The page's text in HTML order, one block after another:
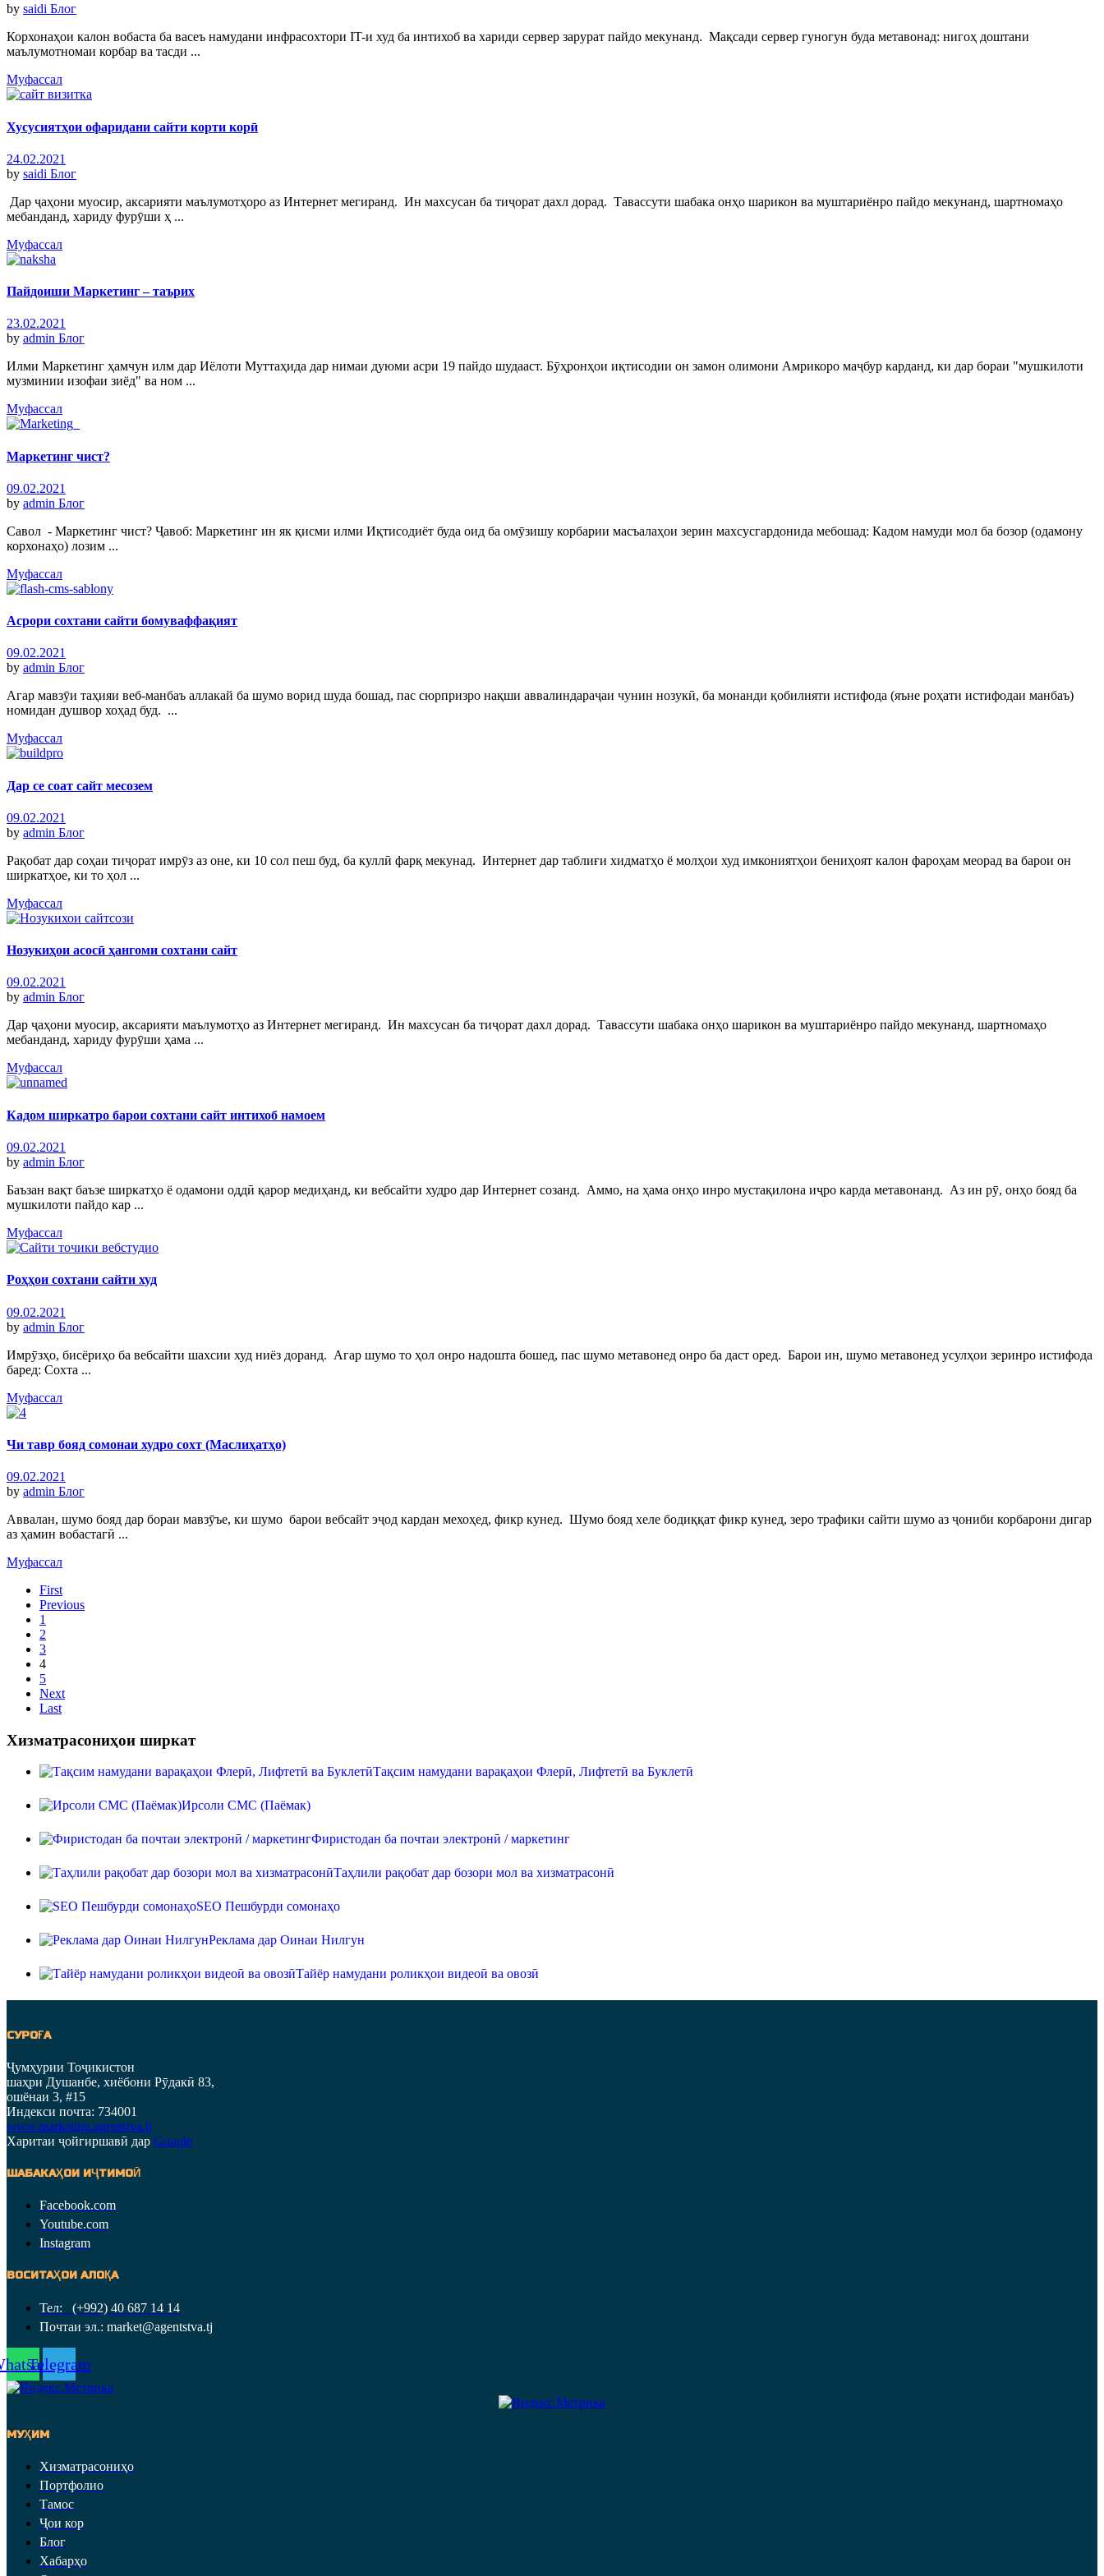
by saidi Блог
Корхонаҳои калон вобаста ба васеъ намудани инфрасохтори IT-и худ ба интихоб ва хариди сервер зарурат пайдо мекунанд. Мақсади сервер гуногун буда метавонад: нигоҳ доштани
маълумотномаи корбар ва тасди ...
Муфассал
Хусусиятҳои офаридани сайти корти корӣ
24.02.2021
by saidi Блог
Дар ҷаҳони муосир, аксарияти маълумотҳоро аз Интернет мегиранд. Ин махсусан ба тиҷорат дахл дорад. Тавассути шабака онҳо шарикон ва муштариёнро пайдо мекунанд, шартномаҳо
мебанданд, хариду фурӯши ҳ ...
Муфассал
Пайдоиши Маркетинг – таърих
23.02.2021
by admin Блог
Илми Маркетинг ҳамчун илм дар Иёлоти Муттаҳида дар нимаи дуюми асри 19 пайдо шудааст. Бӯҳронҳои иқтисодии он замон олимони Амрикоро маҷбур карданд, ки дар бораи "мушкилоти
музминии изофаи зиёд" ва ном ...
Муфассал
Маркетинг чист?
09.02.2021
by admin Блог
Савол - Маркетинг чист? Ҷавоб: Маркетинг ин як қисми илми Иқтисодиёт буда оид ба омӯзишу корбарии масъалаҳои зерин махсусгардонида мебошад: Кадом намуди мол ба бозор (одамону
корхонаҳо) лозим ...
Муфассал
Асрори сохтани сайти бомуваффақият
09.02.2021
by admin Блог
Агар мавзӯи таҳияи веб-манбаъ аллакай ба шумо ворид шуда бошад, пас сюрпризро нақши аввалиндараҷаи чунин нозукӣ, ба монанди қобилияти истифода (яъне роҳати истифодаи манбаъ)
номидан душвор хоҳад буд. ...
Муфассал
Дар се соат сайт месозем
09.02.2021
by admin Блог
Рақобат дар соҳаи тиҷорат имрӯз аз оне, ки 10 сол пеш буд, ба куллӣ фарқ мекунад. Интернет дар таблиғи хидматҳо ё молҳои худ имкониятҳои бениҳоят калон фароҳам меорад ва барои он
ширкатҳое, ки то ҳол ...
Муфассал
Нозукиҳои асосӣ ҳангоми сохтани сайт
09.02.2021
by admin Блог
Дар ҷаҳони муосир, аксарияти маълумотҳо аз Интернет мегиранд. Ин махсусан ба тиҷорат дахл дорад. Тавассути шабака онҳо шарикон ва муштариёнро пайдо мекунанд, шартномаҳо
мебанданд, хариду фурӯши ҳама ...
Муфассал
Кадом ширкатро барои сохтани сайт интихоб намоем
09.02.2021
by admin Блог
Баъзан вақт баъзе ширкатҳо ё одамони оддӣ қарор медиҳанд, ки вебсайти худро дар Интернет созанд. Аммо, на ҳама онҳо инро мустақилона иҷро карда метавонанд. Аз ин рӯ, онҳо бояд ба
мушкилоти пайдо кар ...
Муфассал
Роҳҳои сохтани сайти худ
09.02.2021
by admin Блог
Имрӯзҳо, бисёриҳо ба вебсайти шахсии худ ниёз доранд. Агар шумо то ҳол онро надошта бошед, пас шумо метавонед онро ба даст оред. Барои ин, шумо метавонед усулҳои зеринро истифода
баред: Сохта ...
Муфассал
Чи тавр бояд сомонаи худро сохт (Маслиҳатҳо)
09.02.2021
by admin Блог
Аввалан, шумо бояд дар бораи мавзӯъе, ки шумо барои вебсайт эҷод кардан мехоҳед, фикр кунед. Шумо бояд хеле бодиққат фикр кунед, зеро трафики сайти шумо аз ҷониби корбарони дигар
аз ҳамин вобастагӣ ...
Муфассал
First
Previous
1
2
3
4
5
Next
Last
Хизматрасониҳои ширкат
Тақсим намудани варақаҳои Флерӣ, Лифтетӣ ва Буклетӣ
Ирсоли СМС (Паёмак)
Фиристодан ба почтаи электронӣ / маркетинг
Таҳлили рақобат дар бозори мол ва хизматрасонӣ
SEO Пешбурди сомонаҳо
Реклама дар Оинаи Нилгун
Тайёр намудани роликҳои видеоӣ ва овозӣ
СУРОҒА
Ҷумҳурии Тоҷикистон
шаҳри Душанбе, хиёбони Рӯдакӣ 83,
ошёнаи 3, #15
Индекси почта: 734001
www.marketing.agentstva.tj
Харитаи ҷойгиршавӣ дар Google
ШАБАКАҲОИ ИҶТИМОӢ
Facebook.com
Youtube.com
Instagram
ВОСИТАҲОИ АЛОҚА
Тел: (+992) 40 687 14 14
Почтаи эл.: market@agentstva.tj
Telegram
МУҲИМ
Хизматрасониҳо
Портфолио
Тамос
Ҷои кор
Блог
Хабарҳо